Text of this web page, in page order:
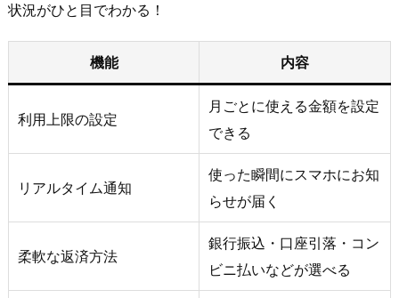
状況がひと目でわかる！
機能 内容
利用上限の設定
月ごとに使える金額を設定
できる
リアルタイム通知
使った瞬間にスマホにお知
らせが届く
柔軟な返済方法
銀行振込・口座引落・コン
ビニ払いなどが選べる